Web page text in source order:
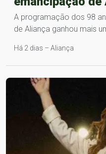
A programação dos 98
de Aliança ganhou mais
Há 2 dias – Aliança